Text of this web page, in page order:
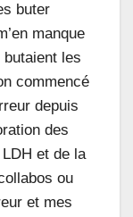
buter
manque
les
commencé
depuis
des
et de la
ou
et mes